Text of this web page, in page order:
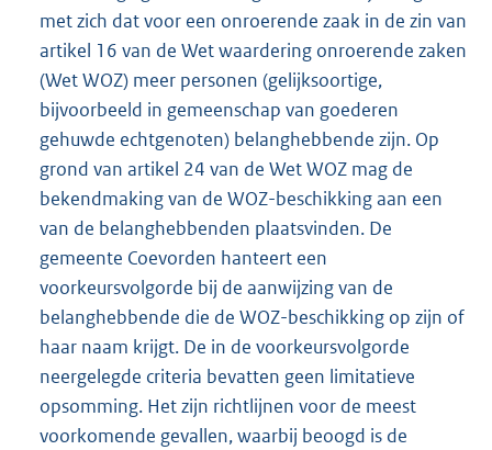
met zich dat voor een onroerende zaak in de zin van
artikel 16 van de Wet waardering onroerende zaken
(Wet WOZ) meer personen (gelijksoortige,
bijvoorbeeld in gemeenschap van goederen
gehuwde echtgenoten) belanghebbende zijn. Op
grond van artikel 24 van de Wet WOZ mag de
bekendmaking van de WOZ-beschikking aan een
van de belanghebbenden plaatsvinden. De
gemeente Coevorden hanteert een
voorkeursvolgorde bij de aanwijzing van de
belanghebbende die de WOZ-beschikking op zijn of
haar naam krijgt. De in de voorkeursvolgorde
neergelegde criteria bevatten geen limitatieve
opsomming. Het zijn richtlijnen voor de meest
voorkomende gevallen, waarbij beoogd is de